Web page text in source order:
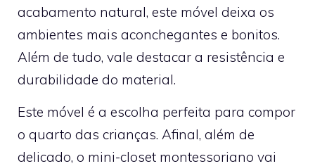
acabamento natural, este móvel deixa os
ambientes mais aconchegantes e bonitos.
Além de tudo, vale destacar a resistência e
durabilidade do material.
Este móvel é a escolha perfeita para compor
o quarto das crianças. Afinal, além de
delicado, o mini-closet montessoriano vai